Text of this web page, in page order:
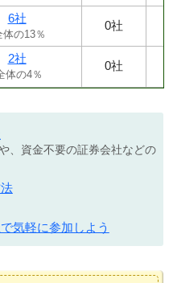
6社
体の13％
0社
2社
体の4％
0社
、資金不要の証券会社などの
気軽に参加しよう